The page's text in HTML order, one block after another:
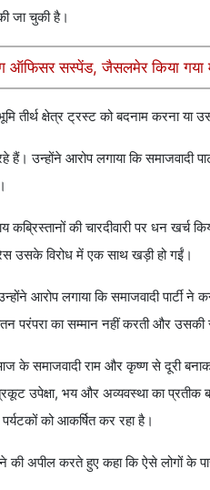
जा चुकी है।
ऑफिसर सस्पेंड, जैसलमेर किया गया
तीर्थ क्षेत्र ट्रस्ट को बदनाम करना या
उन्होंने आरोप लगाया कि समाजवादी
की चारदीवारी पर धन खर्च
उसके विरोध में एक साथ खड़ी हो गईं।
आरोप लगाया कि समाजवादी पार्टी
का सम्मान नहीं करती और उसकी
के समाजवादी राम और कृष्ण से दूरी
उपेक्षा, भय और अव्यवस्था का
को आकर्षित कर रहा है।
की अपील करते हुए कहा कि ऐसे लोगों के